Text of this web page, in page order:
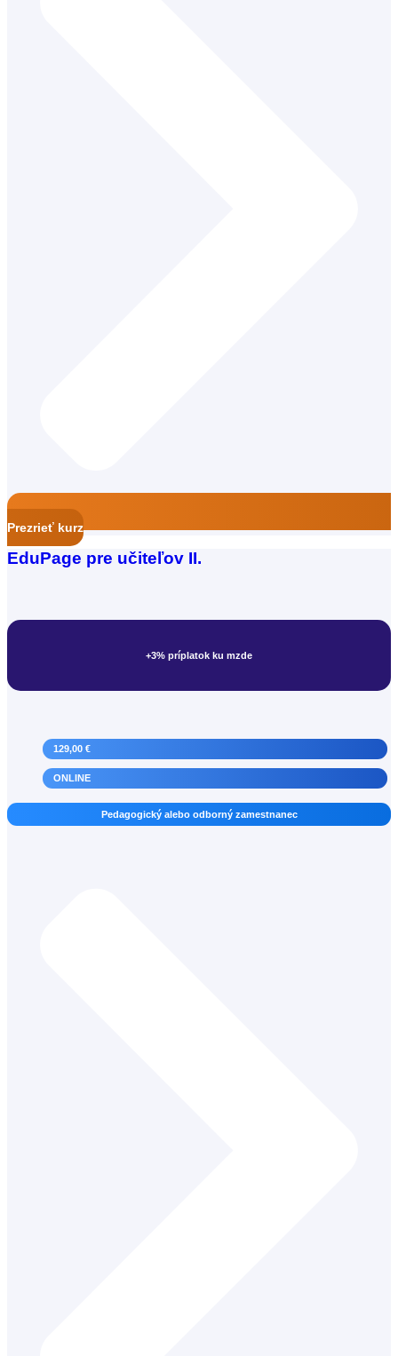
Učiteľ strednej školy
Prezrieť kurz
EduPage pre učiteľov II.
+3% príplatok ku mzde
129,00 €
ONLINE
Pedagogický alebo odborný zamestnanec